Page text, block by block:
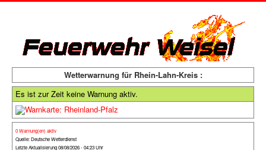
Wetterwarnung für Rhein-Lahn-Kreis :
Es ist zur Zeit keine Warnung aktiv.
0 Warnung(en) aktiv
Quelle: Deutsche Wetterdienst
Letzte Aktualisierung 08/08/2026 - 04:23 Uhr